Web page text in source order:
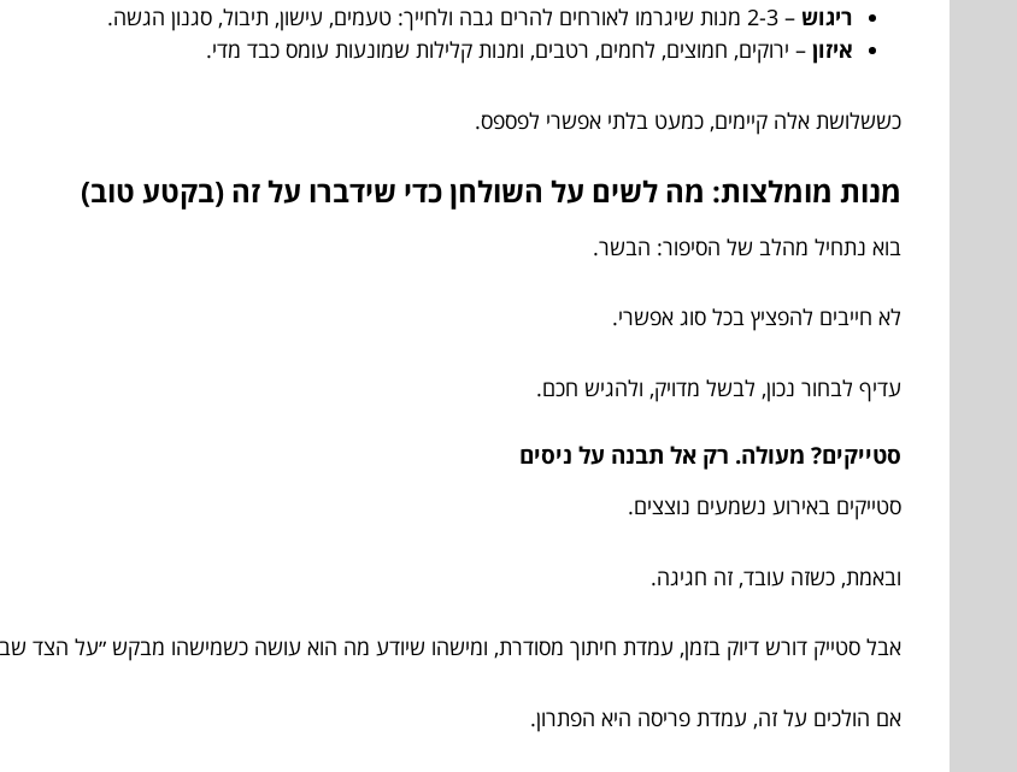
ריגוש – 2-3 מנות שיגרמו לאורחים להרים גבה ולחייך: טעמים, עישון, תיבול, סגנון הגשה.
איזון – ירוקים, חמוצים, לחמים, רטבים, ומנות קלילות שמונעות עומס כבד מדי.
כששלושת אלה קיימים, כמעט בלתי אפשרי לפספס.
מנות מומלצות: מה לשים על השולחן כדי שידברו על זה (בקטע טוב)
בוא נתחיל מהלב של הסיפור: הבשר.
לא חייבים להפציץ בכל סוג אפשרי.
עדיף לבחור נכון, לבשל מדויק, ולהגיש חכם.
סטייקים? מעולה. רק אל תבנה על ניסים
סטייקים באירוע נשמעים נוצצים.
ובאמת, כשזה עובד, זה חגיגה.
אבל סטייק דורש דיוק בזמן, עמדת חיתוך מסודרת, ומישהו שיודע מה הוא עושה כשמישהו מבקש ״על הצד
אם הולכים על זה, עמדת פריסה היא הפתרון.